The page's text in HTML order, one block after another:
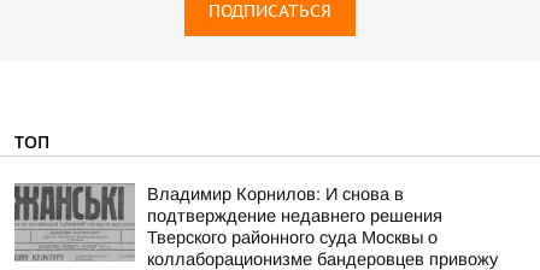
ПОДПИСАТЬСЯ
ТОП
Владимир Корнилов: И снова в
подтверждение недавнего решения
Тверского районного суда Москвы о
коллаборационизме бандеровцев привожу